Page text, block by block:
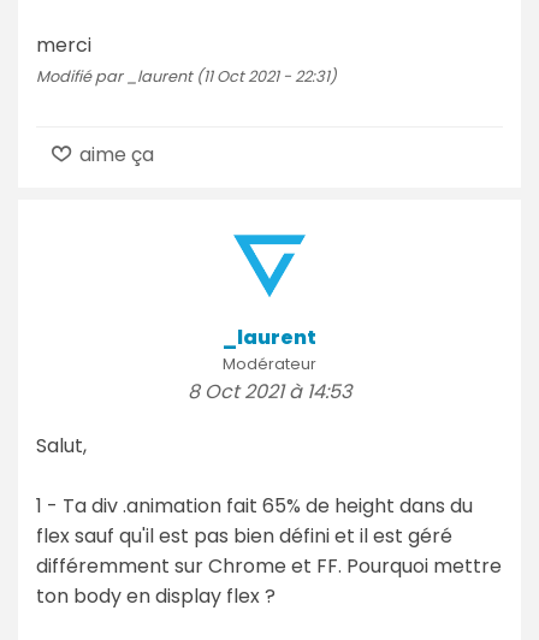
merci
Modifié par _laurent (11 Oct 2021 - 22:31)
aime ça
_laurent
Modérateur
8 Oct 2021 à 14:53
Salut,
1 - Ta div .animation fait 65% de height dans du
flex sauf qu'il est pas bien défini et il est géré
différemment sur Chrome et FF. Pourquoi mettre
ton body en display flex ?